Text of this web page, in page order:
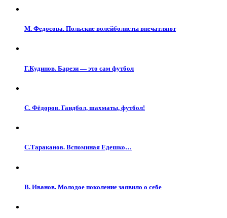
М. Федосова. Польские волейболисты впечатляют
Г.Кудинов. Барези — это сам футбол
С. Фёдоров. Гандбол, шахматы, футбол!
С.Тараканов. Вспоминая Едешко…
В. Иванов. Молодое поколение заявило о себе